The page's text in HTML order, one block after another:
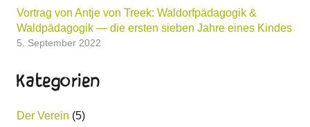
Vortrag von Antje von Treek: Waldorfpädagogik &
Waldpädagogik — die ersten sieben Jahre eines Kindes
5. September 2022
Kategorien
Der Verein (5)